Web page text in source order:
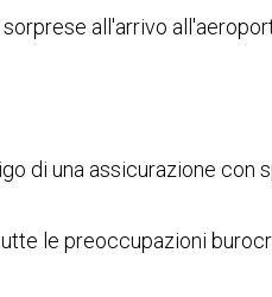
all'arrivo
di una assicurazione con
le preoccupazioni